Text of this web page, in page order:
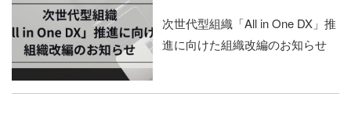
次世代型組織「All in One DX」推
進に向けた組織改編のお知らせ